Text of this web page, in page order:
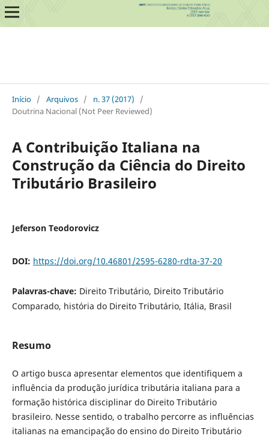
Início / Arquivos / n. 37 (2017)
/
Doutrina Nacional (Not Peer Reviewed)
A Contribuição Italiana na
Construção da Ciência do Direito
Tributário Brasileiro
Jeferson Teodorovicz
DOI: https://doi.org/10.46801/2595-6280-rdta-37-20
Palavras-chave: Direito Tributário, Direito Tributário
Comparado, história do Direito Tributário, Itália, Brasil
Resumo
O artigo busca apresentar elementos que identifiquem a
influência da produção jurídica tributária italiana para a
formação histórica disciplinar do Direito Tributário
brasileiro. Nesse sentido, o trabalho percorre as influências
italianas na emancipação do ensino do Direito Tributário